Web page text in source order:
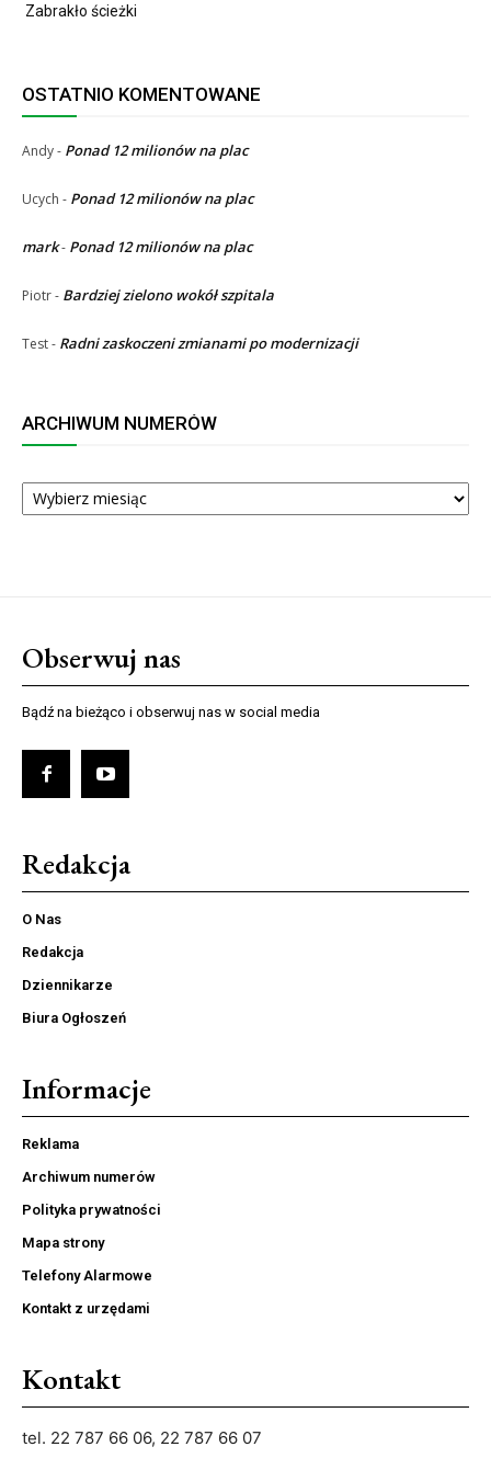
Zabrakło ścieżki
OSTATNIO KOMENTOWANE
Andy- Ponad 12 milionów na plac
Ucych - Ponad 12 milionów na plac
mark- Ponad 12 milionów na plac
Piotr- Bardziej zielono wokół szpitala
Test- Radni zaskoczeni zmianami po modernizacji
ARCHIWUM NUMERÓW
ARCHIWUM
NUMERÓW
Obserwuj nas
Bądź na bieżąco i obserwuj nas w social media
Redakcja
O Nas
Redakcja
Dziennikarze
Biura Ogłoszeń
Informacje
Reklama
Archiwum numerów
Polityka prywatności
Mapa strony
Telefony Alarmowe
Kontakt z urzędami
Kontakt
tel. 22 787 66 06, 22 787 66 07